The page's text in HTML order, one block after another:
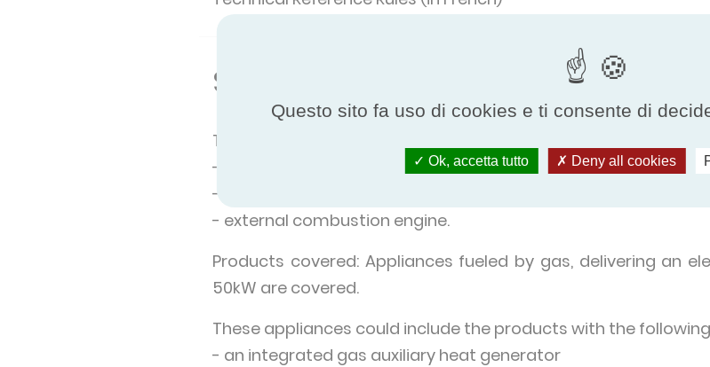
Scope of the programme
The scope covers products producing heat and electricity
- fuel cell,
- internal combustion engine and
- external combustion engine.
Products covered: Appliances fueled by gas, delivering an
50kW are covered.
These appliances could include the products with the
- an integrated gas auxiliary heat generator
Questo sito fa uso di cookies e ti consente di
Ok, accetta tutto Deny all cookies